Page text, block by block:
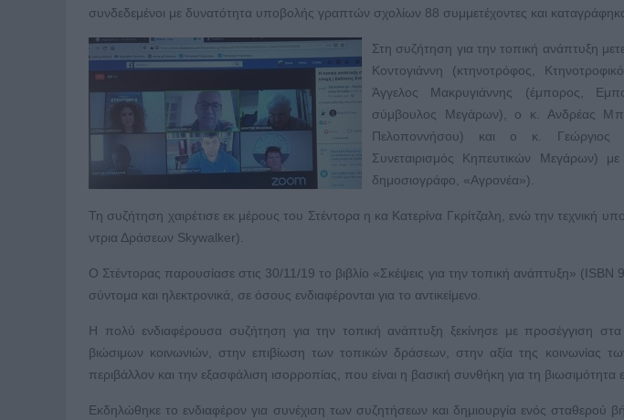
συνδεδεμένοι με δυνατότητα υποβολής γραπτών σχολίων 88 συμμετέχοντες και
Στη συζήτηση για την τοπική ανάπτυξη
Κοντογιάννη (κτηνοτρόφος,
Άγγελος Μακρυγιάννης (έμπορος,
σύμβουλος Μεγάρων), ο κ. Ανδρέας
Πελοποννήσου) και ο κ. Γεώργιος
Συνεταιρισμός Κηπευτικών Μεγάρων)
δημοσιογράφο, «Αγρονέα»).
Τη συζήτηση χαιρέτισε εκ μέρους του Στέντορα η κα Κατερίνα Γκρίτζαλη, ενώ την τεχνική
ντρια Δράσεων Skywalker).
Ο Στέντορας παρουσίασε στις 30/11/19 το βιβλίο «Σκέψεις για την τοπική ανάπτυξη»
σύντομα και ηλεκτρονικά, σε όσους ενδιαφέρονται για το αντικείμενο.
Η πολύ ενδιαφέρουσα συζήτηση για την τοπική ανάπτυξη ξεκίνησε με προσέγγιση
βιώσιμων κοινωνιών, στην επιβίωση των τοπικών δράσεων, στην αξία της κοινωνίας
περιβάλλον και την εξασφάλιση ισορροπίας, που είναι η βασική συνθήκη για τη βιωσιμότητα
Εκδηλώθηκε το ενδιαφέρον για συνέχιση των συζητήσεων και δημιουργία ενός σταθερού